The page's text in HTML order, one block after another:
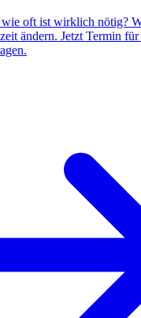
oft ist wirklich nötig?
ändern. Jetzt Termin